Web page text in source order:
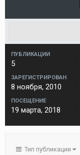
ПУБЛИКАЦИИ
5
ЗАРЕГИСТРИРОВАН
8 ноября, 2010
ПОСЕЩЕНИЕ
19 марта, 2018
Тип публикации